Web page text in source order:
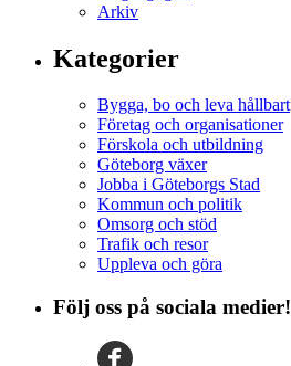
Arkiv
Kategorier
Bygga, bo och leva hållbart
Företag och organisationer
Förskola och utbildning
Göteborg växer
Jobba i Göteborgs Stad
Kommun och politik
Omsorg och stöd
Trafik och resor
Uppleva och göra
Följ oss på sociala medier!